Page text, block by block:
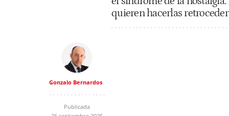
quieren hacerlas
Gonzalo Bernardos
Publicada